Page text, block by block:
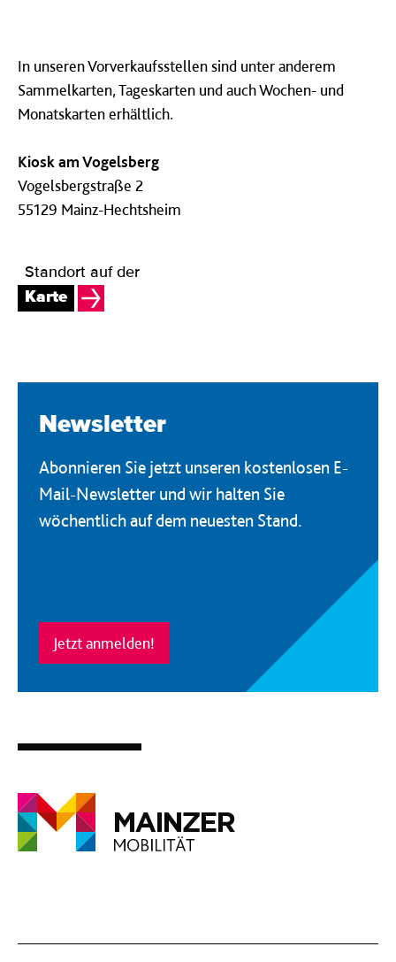
In unseren Vorverkaufsstellen sind unter anderem
Sammelkarten, Tageskarten und auch Wochen- und
Monatskarten erhältlich.
Kiosk am Vogelsberg
Vogelsbergstraße 2
55129 Mainz-Hechtsheim
Standort auf der
Karte
Newsletter
Abonnieren Sie jetzt unseren kostenlosen E-
Mail-Newsletter und wir halten Sie
wöchentlich auf dem neuesten Stand.
Jetzt anmelden!